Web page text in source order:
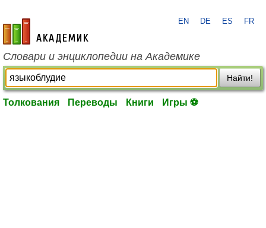
academic.ru
EN DE ES FR
Словари и энциклопедии на Академике
Найти!
Толкования Переводы Книги Игры ⚽